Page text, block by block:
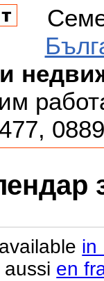
и
in
en